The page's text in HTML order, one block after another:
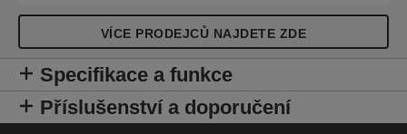
recyklovatelné.
VÍCE PRODEJCŮ NAJDETE ZDE
Specifikace a funkce
Příslušenství a doporučení